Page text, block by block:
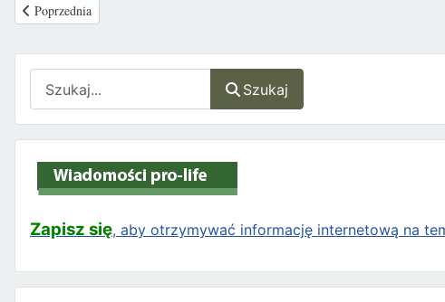
Szukaj
Zapisz się, aby otrzymywać informację internetową na
Poprzednia strona: Narasta napięcie przed rozpoczęciem rozprawy w Sądzie
Poprzednia